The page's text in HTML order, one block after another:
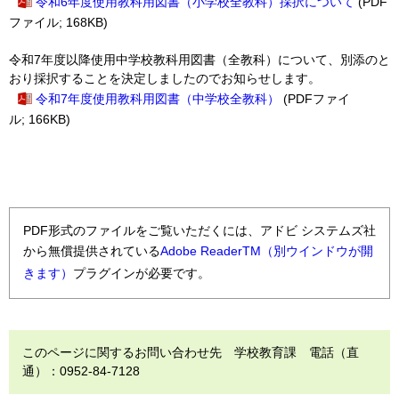
ファイル; 168KB)
令和7年度以降使用中学校教科用図書（全教科）について、別添のと
おり採択することを決定しましたのでお知らせします。
令和7年度使用教科用図書（中学校全教科）
(PDFファイ
ル; 166KB)
PDF形式のファイルをご覧いただくには、アドビ システムズ社
から無償提供されているAdobe ReaderTM（別ウインドウが開
きます） プラグインが必要です。
このページに関するお問い合わせ先 学校教育課 電話（直
通）：0952-84-7128